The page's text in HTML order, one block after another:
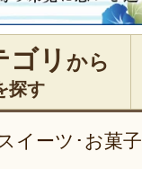
ゴリ から
探す
スイーツ･お菓子